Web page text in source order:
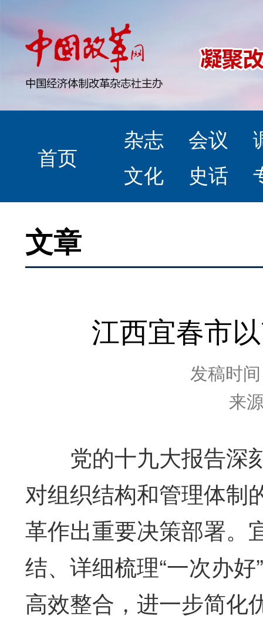
首页
杂志 会议
文化
史话
文章
江西宜春市
发稿时
来
党的十九大报告深
对组织结构和管理体制
革作出重要决策部署。
结、详细梳理“一次办
高效整合，进一步简化